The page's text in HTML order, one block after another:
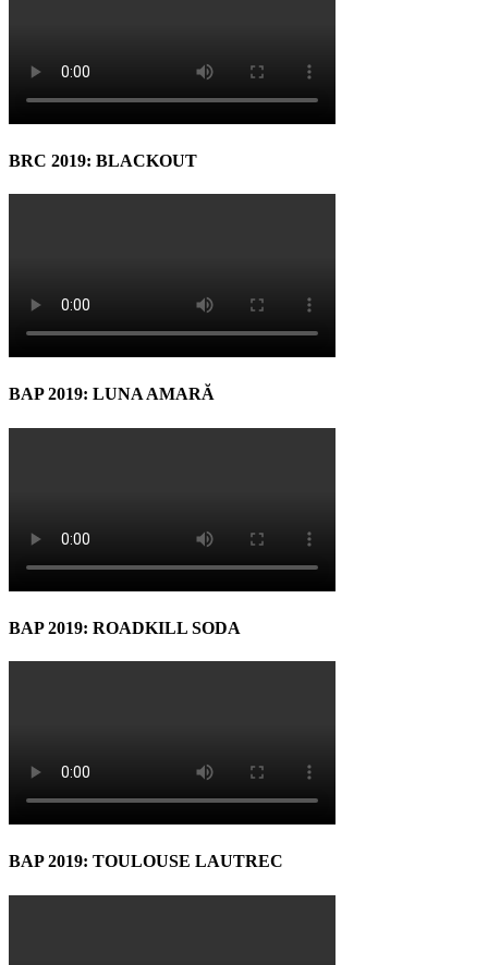
BRC 2019: BLACKOUT
BAP 2019: LUNA AMARĂ
BAP 2019: ROADKILL SODA
BAP 2019: TOULOUSE LAUTREC